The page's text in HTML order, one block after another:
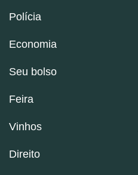
Polícia
Economia
Seu bolso
Feira
Vinhos
Direito